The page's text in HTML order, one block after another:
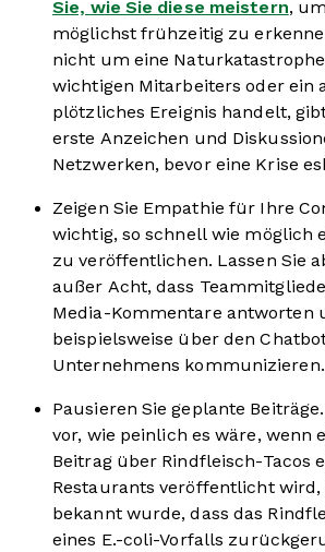
Sie, wie Sie diese meistern,
möglichst frühzeitig zu
nicht um eine
wichtigen Mitarbeiters oder ein
plötzliches Ereignis handelt,
erste Anzeichen und
Netzwerken, bevor eine Krise
Zeigen Sie Empathie für Ihre
wichtig, so schnell wie möglich
zu veröffentlichen. Lassen Sie
außer Acht, dass
Media-Kommentare antworten
beispielsweise über den
Unternehmens kommunizieren.
Pausieren Sie geplante
vor, wie peinlich es wäre, wenn
Beitrag über Rindfleisch-Tacos
Restaurants veröffentlicht
bekannt wurde, dass das
eines E.-coli-Vorfalls